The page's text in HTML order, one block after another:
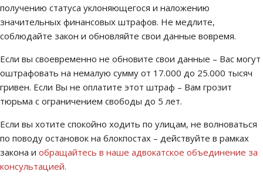
получению статуса уклоняющегося и наложению
значительных финансовых штрафов. Не медлите,
соблюдайте закон и обновляйте свои данные вовремя.
Если вы своевременно не обновите свои данные – Вас могут
оштрафовать на немалую сумму от 17.000 до 25.000 тысяч
гривен. Если Вы не оплатите этот штраф – Вам грозит
тюрьма с ограничением свободы до 5 лет.
Если вы хотите спокойно ходить по улицам, не волноваться
по поводу остановок на блокпостах – действуйте в рамках
закона и обращайтесь в наше адвокатское объединение за
консультацией.